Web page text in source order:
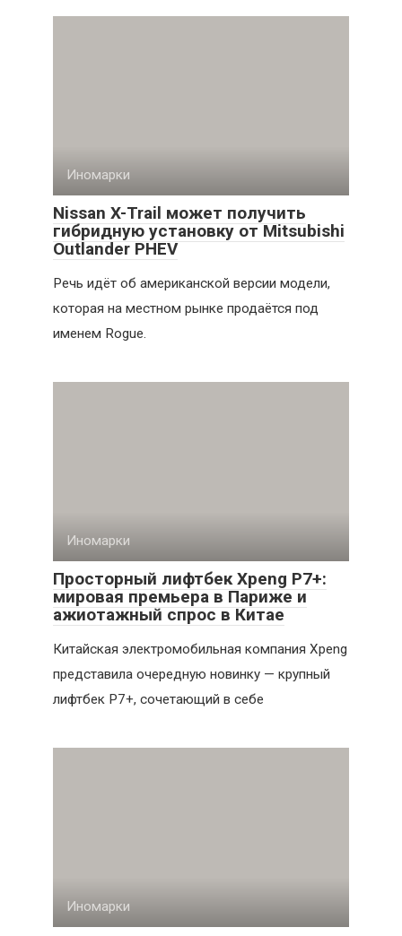
Иномарки
Nissan X-Trail может получить
гибридную установку от Mitsubishi
Outlander PHEV
Речь идёт об американской версии модели,
которая на местном рынке продаётся под
именем Rogue.
Иномарки
Просторный лифтбек Xpeng P7+:
мировая премьера в Париже и
ажиотажный спрос в Китае
Китайская электромобильная компания Xpeng
представила очередную новинку — крупный
лифтбек P7+, сочетающий в себе
Иномарки